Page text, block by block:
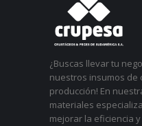
¿Buscas llevar tu
nuestros insumos de
producción! En
materiales
mejorar la eficiencia